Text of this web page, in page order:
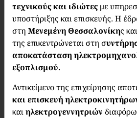
τεχνικούς και ιδιώτες με
υποστήριξης και επισκευής. Η
στη ΜενεμένηΘεσσαλονίκης
της επικεντρώνεται στη σ
αποκατάσταση
εξοπλισμού.
Αντικείμενο της επιχείρησης
και επισκευή
καιηλεκτρογεννητριών